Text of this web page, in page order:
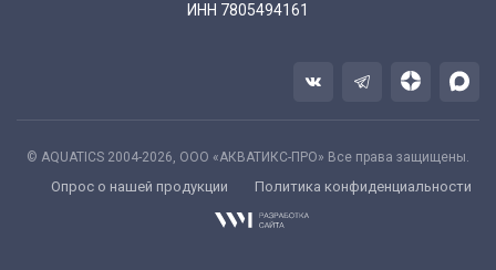
ИНН 7805494161
© AQUATICS 2004-2026, ООО «АКВАТИКС-ПРО» Все права защищены.
Опрос о нашей продукции Политика конфиденциальности